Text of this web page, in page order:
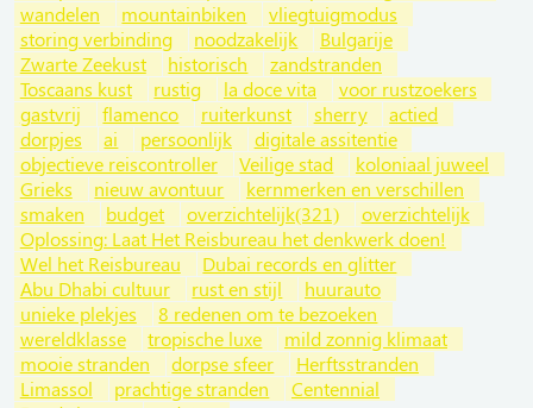
wandelen
mountainbiken
vliegtuigmodus
storing verbinding
noodzakelijk
Bulgarije
Zwarte Zeekust
historisch
zandstranden
Toscaans kust
rustig la doce vita
voor rustzoekers
gastvrij
flamenco ruiterkunst sherry
actied
dorpjes
ai persoonlijk
digitale assitentie
objectieve reiscontroller
Veilige stad
koloniaal juweel
Grieks
nieuw avontuur
kernmerken en verschillen
smaken
budget overzichtelijk(321)
overzichtelijk
Oplossing: Laat Het Reisbureau het denkwerk doen!
Wel het Reisbureau
Dubai records en glitter
Abu Dhabi cultuur
rust en stijl
huurauto
unieke plekjes
8 redenen om te bezoeken
wereldklasse
tropische luxe
mild zonnig klimaat
mooie stranden
dorpse sfeer
Herftsstranden
Limassol
prachtige stranden
Centennial